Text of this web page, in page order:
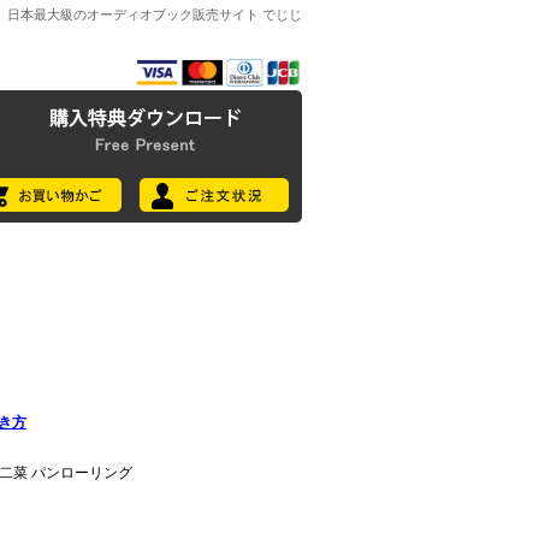
日本最大級のオーディオブック販売サイト でじじ
方
菜 パンローリング